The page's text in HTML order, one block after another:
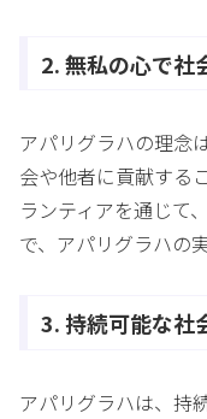
2. 無私の心で社
アパリグラハの理念
会や他者に貢献する
ランティアを通じて
で、アパリグラハの
3. 持続可能な社
アパリグラハは、持